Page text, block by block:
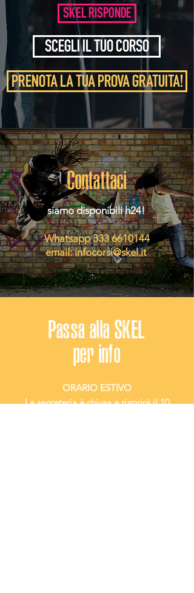
SKEL RISPONDE
SCEGLI IL TUO CORSO
PRENOTA LA TUA PROVA GRATUITA!
Contattaci
siamo disponibili h24!
Whatsapp333 6610144
email:infocorsi@skel.it
Passa alla SKEL
per info
ORARIO ESTIVO
La segreteria è chiusa e riaprirà il 10